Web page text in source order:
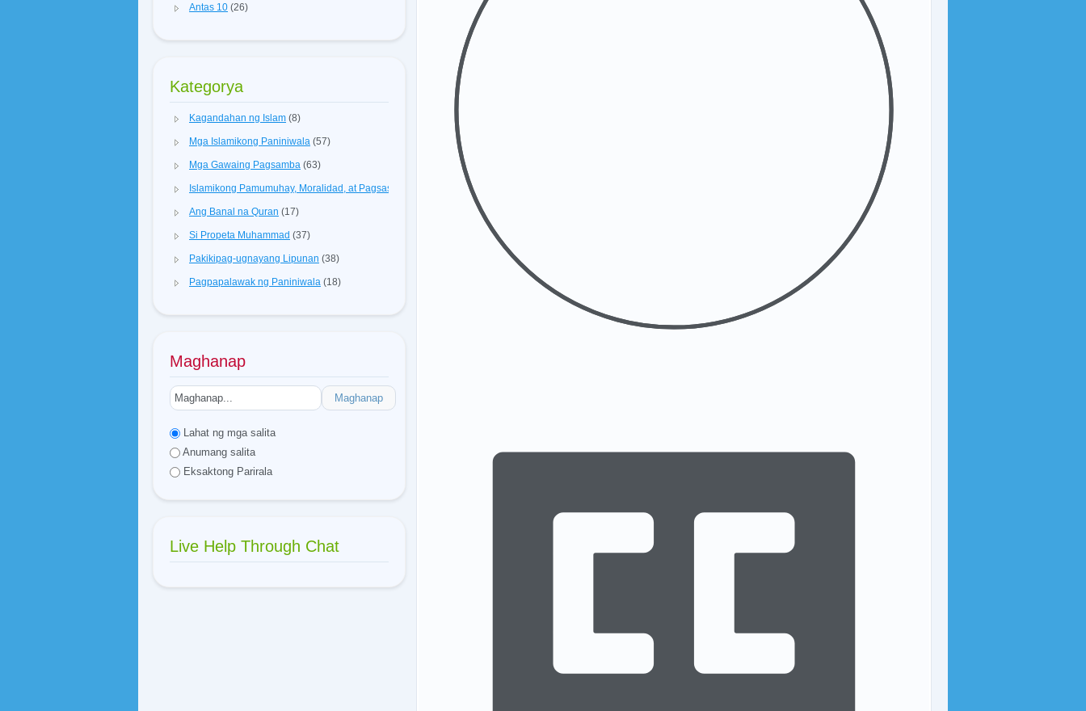
Antas 10 (26)
Kategorya
Kagandahan ng Islam (8)
Mga Islamikong Paniniwala (57)
Mga Gawaing Pagsamba (63)
Islamikong Pamumuhay, Moralidad, at Pagsasagawa
Ang Banal na Quran (17)
Si Propeta Muhammad (37)
Pakikipag-ugnayang Lipunan (38)
Pagpapalawak ng Paniniwala (18)
Maghanap
Maghanap
Lahat ng mga salita
Anumang salita
Eksaktong Parirala
Live Help Through Chat